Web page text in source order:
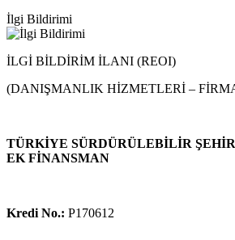
İlgi Bildirimi
İLGİ BİLDİRİM İLANI (REOI)
(DANIŞMANLIK HİZMETLERİ –
TÜRKİYE SÜRDÜRÜLEBİLİR
EK FİNANSMAN
Kredi No.: P170612